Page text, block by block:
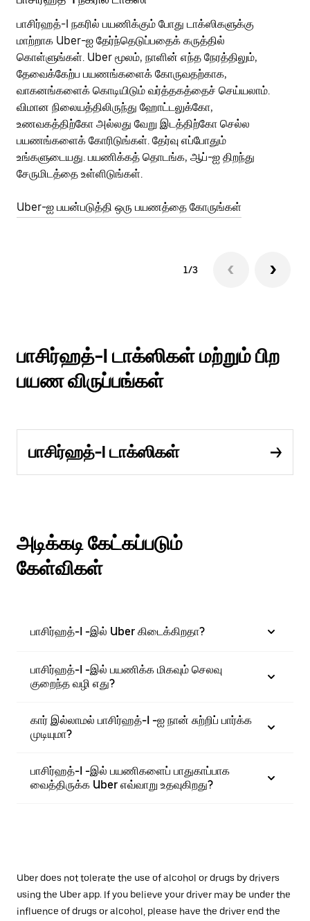
பாசிர்ஹத்-I நகரில் பயணிக்கும் போது டாக்ஸிகளுக்கு
மாற்றாக Uber-ஐ தேர்ந்தெடுப்பதைக் கருத்தில்
கொள்ளுங்கள். Uber மூலம், நாளின் எந்த நேரத்திலும்,
தேவைக்கேற்ப பயணங்களைக் கோருவதற்காக,
வாகனங்களைக் கொடியிடும் வர்த்தகத்தைச் செய்யலாம்.
விமான நிலையத்திலிருந்து ஹோட்டலுக்கோ,
உணவகத்திற்கோ அல்லது வேறு இடத்திற்கோ செல்ல
பயணங்களைக் கோரிடுங்கள். தேர்வு எப்போதும்
உங்களுடையது. பயணிக்கத் தொடங்க, ஆப்-ஐ திறந்து
சேருமிடத்தை உள்ளிடுங்கள்.
Uber-ஐ பயன்படுத்தி ஒரு பயணத்தை கோருங்கள்
1/3
பாசிர்ஹத்-I டாக்ஸிகள் மற்றும் பிற
பயண விருப்பங்கள்
பாசிர்ஹத்-I டாக்ஸிகள்
அடிக்கடி கேட்கப்படும்
கேள்விகள்
பாசிர்ஹத்-I -இல் Uber கிடைக்கிறதா?
பாசிர்ஹத்-I -இல் பயணிக்க மிகவும் செலவு
குறைந்த வழி எது?
கார் இல்லாமல் பாசிர்ஹத்-I -ஐ நான் சுற்றிப் பார்க்க
முடியுமா?
பாசிர்ஹத்-I -இல் பயணிகளைப் பாதுகாப்பாக
வைத்திருக்க Uber எவ்வாறு உதவுகிறது?
Uber does not tolerate the use of alcohol or drugs by drivers
using the Uber app. If you believe your driver may be under the
influence of drugs or alcohol, please have the driver end the